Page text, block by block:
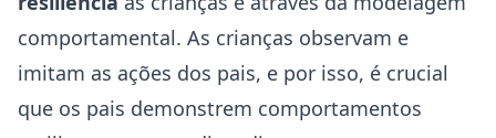
comportamental. As crianças observam e
imitam as ações dos pais, e por isso, é crucial
que os pais demonstrem comportamentos